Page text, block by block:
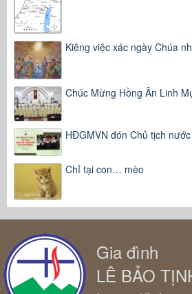
Kiêng việc xác ngày Chúa
Chúc Mừng Hồng Ân Linh
HĐGMVN đón Chủ tịch
Chỉ tại con… mèo
Gia đình
LÊ BẢO